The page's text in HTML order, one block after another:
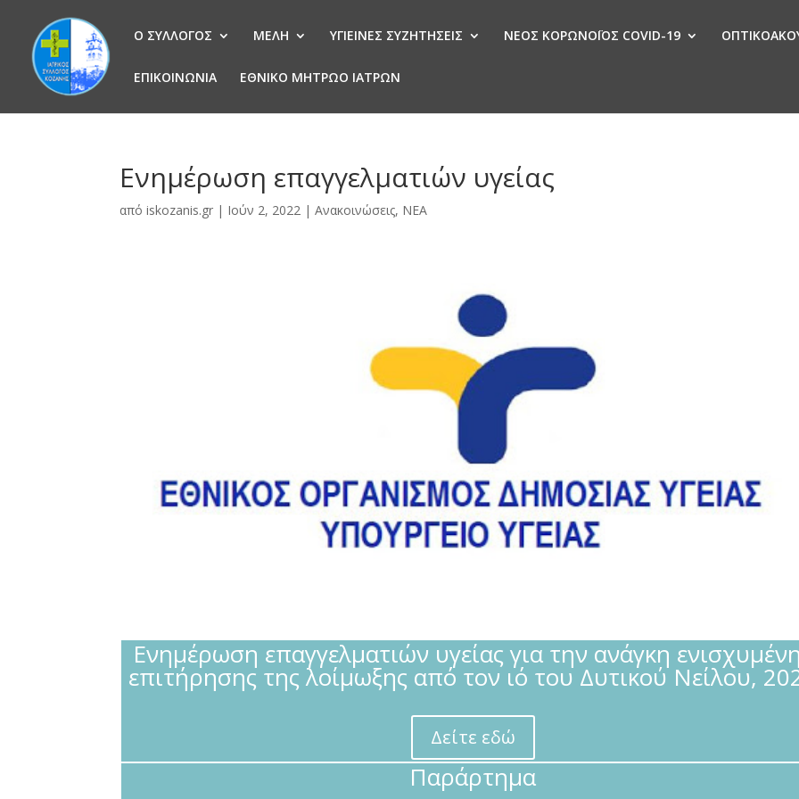
Ο ΣΥΛΛΟΓΟΣ ΜΕΛΗ ΥΓΙΕΙΝΕΣ ΣΥΖΗΤΗΣΕΙΣ ΝΕΟΣ ΚΟΡΩΝΟΪΟΣ COVID-19
ΕΠΙΚΟΙΝΩΝΙΑ ΕΘΝΙΚΟ ΜΗΤΡΩΟ ΙΑΤΡΩΝ
Ενημέρωση επαγγελματιών υγείας
απόiskozanis.gr | Ιούν 2, 2022 |Ανακοινώσεις, ΝΕΑ
Ενημέρωση επαγγελματιών υγείας για την ανάγκη
επιτήρησης της λοίμωξης από τον ιό του Δυτικού Νείλου,
Δείτε εδώ
Παράρτημα